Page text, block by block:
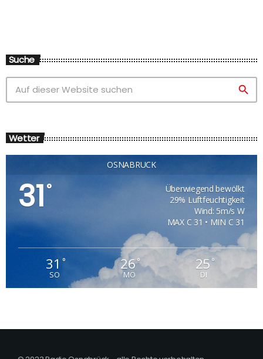
Suche
search
Wetter
OSNABRÜCK
31 °
Überwiegend bewölkt
29% Luftfeuchtigkeit
Wind: 5m/s W
MAX C 31 • MIN C 31
31 °
SO
26°
MO
25°
DI